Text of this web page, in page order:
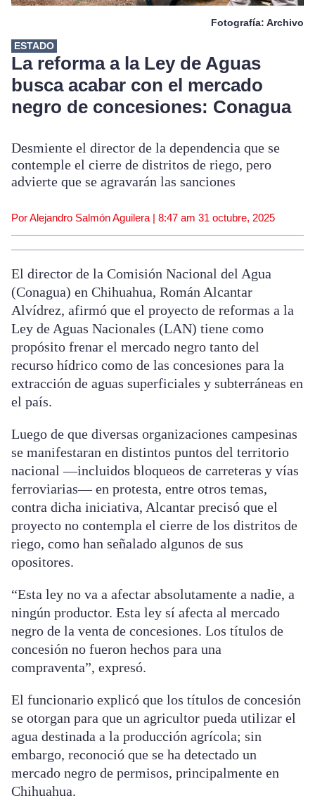
Fotografía: Archivo
ESTADO
La reforma a la Ley de Aguas
busca acabar con el mercado
negro de concesiones: Conagua
Desmiente el director de la dependencia que se
contemple el cierre de distritos de riego, pero
advierte que se agravarán las sanciones
Por Alejandro Salmón Aguilera | 8:47 am 31 octubre, 2025
El director de la Comisión Nacional del Agua
(Conagua) en Chihuahua, Román Alcantar
Alvídrez, afirmó que el proyecto de reformas a la
Ley de Aguas Nacionales (LAN) tiene como
propósito frenar el mercado negro tanto del
recurso hídrico como de las concesiones para la
extracción de aguas superficiales y subterráneas en
el país.
Luego de que diversas organizaciones campesinas
se manifestaran en distintos puntos del territorio
nacional —incluidos bloqueos de carreteras y vías
ferroviarias— en protesta, entre otros temas,
contra dicha iniciativa, Alcantar precisó que el
proyecto no contempla el cierre de los distritos de
riego, como han señalado algunos de sus
opositores.
“Esta ley no va a afectar absolutamente a nadie, a
ningún productor. Esta ley sí afecta al mercado
negro de la venta de concesiones. Los títulos de
concesión no fueron hechos para una
compraventa”, expresó.
El funcionario explicó que los títulos de concesión
se otorgan para que un agricultor pueda utilizar el
agua destinada a la producción agrícola; sin
embargo, reconoció que se ha detectado un
mercado negro de permisos, principalmente en
Chihuahua.